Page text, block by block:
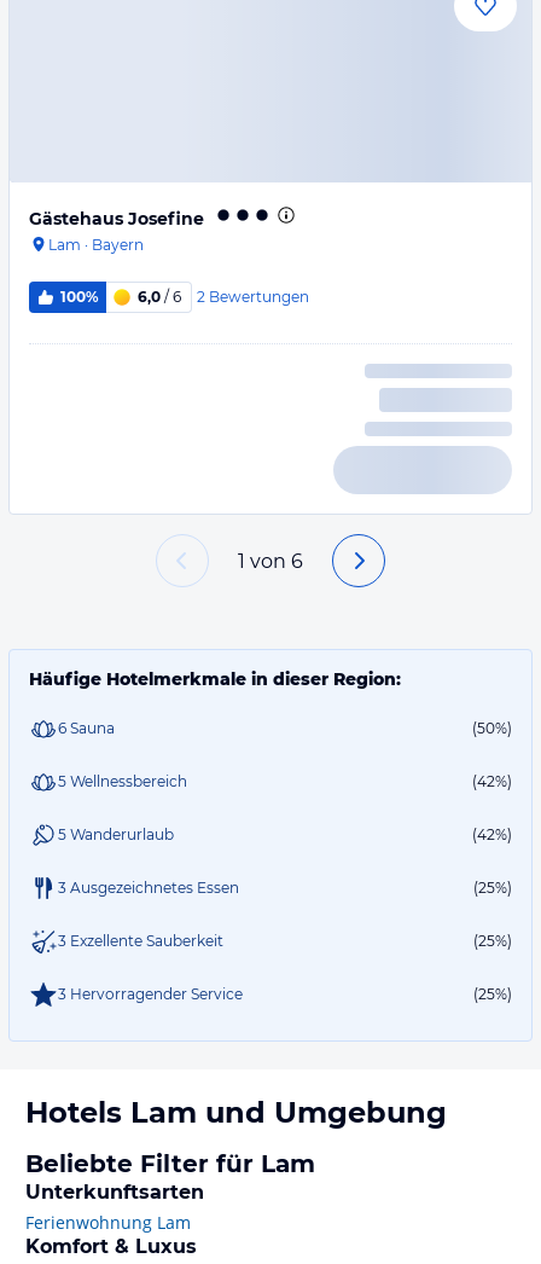
Gästehaus Josefine
Lam · Bayern
100% 6,0 / 6 2 Bewertungen
1 von 6
Häufige Hotelmerkmale in dieser Region:
6 Sauna (50%)
5 Wellnessbereich (42%)
5 Wanderurlaub (42%)
3 Ausgezeichnetes Essen (25%)
3 Exzellente Sauberkeit (25%)
3 Hervorragender Service (25%)
Hotels Lam und Umgebung
Beliebte Filter für Lam
Unterkunftsarten
Ferienwohnung Lam
Komfort & Luxus